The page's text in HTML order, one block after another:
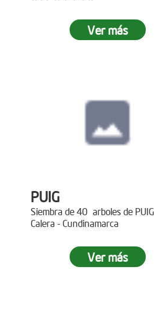
Ver más
PUIG
Siembra de 40 arboles de
Calera - Cundinamarca
Ver más